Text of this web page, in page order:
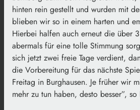
hinten rein gestellt und wurden mit
blieben wir so in einem harten und
Hierbei halfen auch erneut die über
abermals für eine tolle Stimmung
sich jetzt zwei freie Tage verdient,
die Vorbereitung für das nächste
Freitag in Burghausen. Je früher wir
mehr zu tun haben, desto besser”, so